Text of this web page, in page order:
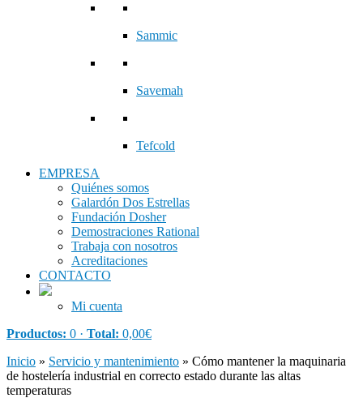
Sammic
Savemah
Tefcold
EMPRESA
Quiénes somos
Galardón Dos Estrellas
Fundación Dosher
Demostraciones Rational
Trabaja con nosotros
Acreditaciones
CONTACTO
Mi cuenta
Productos: 0 · Total: 0,00€
Inicio » Servicio y mantenimiento » Cómo mantener la maquinaria
de hostelería industrial en correcto estado durante las altas
temperaturas